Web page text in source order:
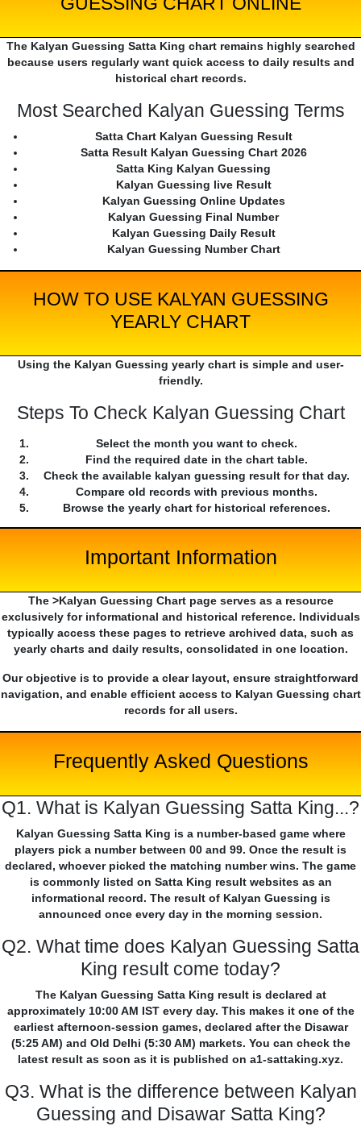
The Kalyan Guessing Satta King chart remains highly searched
because users regularly want quick access to daily results and
historical chart records.
Most Searched Kalyan Guessing Terms
Satta Chart Kalyan Guessing Result
Satta Result Kalyan Guessing Chart 2026
Satta King Kalyan Guessing
Kalyan Guessing live Result
Kalyan Guessing Online Updates
Kalyan Guessing Final Number
Kalyan Guessing Daily Result
Kalyan Guessing Number Chart
HOW TO USE KALYAN GUESSING
YEARLY CHART
Using the Kalyan Guessing yearly chart is simple and user-
friendly.
Steps To Check Kalyan Guessing Chart
Select the month you want to check.
Find the required date in the chart table.
Check the available kalyan guessing result for that day.
Compare old records with previous months.
Browse the yearly chart for historical references.
Important Information
The >Kalyan Guessing Chart page serves as a resource
exclusively for informational and historical reference. Individuals
typically access these pages to retrieve archived data, such as
yearly charts and daily results, consolidated in one location.
Our objective is to provide a clear layout, ensure straightforward
navigation, and enable efficient access to Kalyan Guessing chart
records for all users.
Frequently Asked Questions
Q1. What is Kalyan Guessing Satta King...?
Kalyan Guessing Satta King is a number-based game where
players pick a number between 00 and 99. Once the result is
declared, whoever picked the matching number wins. The game
is commonly listed on Satta King result websites as an
informational record. The result of Kalyan Guessing is
announced once every day in the morning session.
Q2. What time does Kalyan Guessing Satta
King result come today?
The Kalyan Guessing Satta King result is declared at
approximately 10:00 AM IST every day. This makes it one of the
earliest afternoon-session games, declared after the Disawar
(5:25 AM) and Old Delhi (5:30 AM) markets. You can check the
latest result as soon as it is published on a1-sattaking.xyz.
Q3. What is the difference between Kalyan
Guessing and Disawar Satta King?